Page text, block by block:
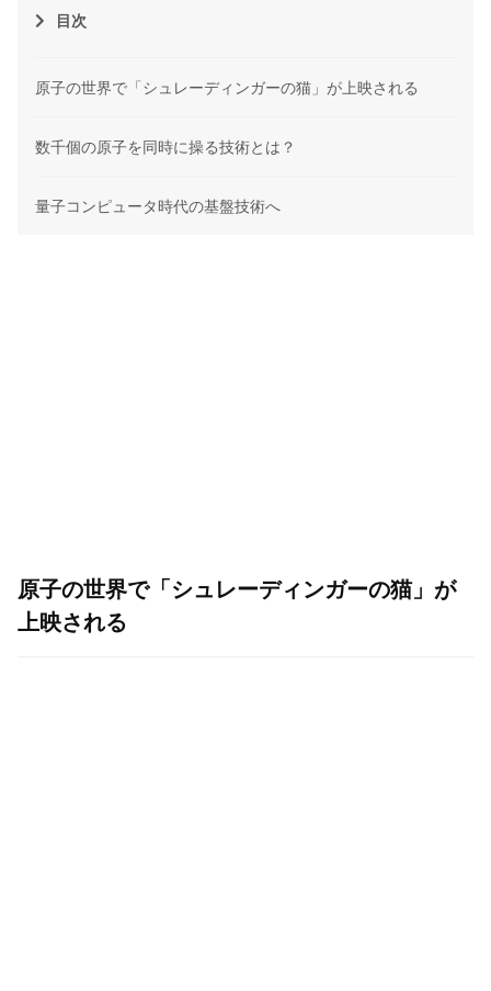
目次
原子の世界で「シュレーディンガーの猫」が上映される
数千個の原子を同時に操る技術とは？
量子コンピュータ時代の基盤技術へ
原子の世界で「シュレーディンガーの猫」が
上映される